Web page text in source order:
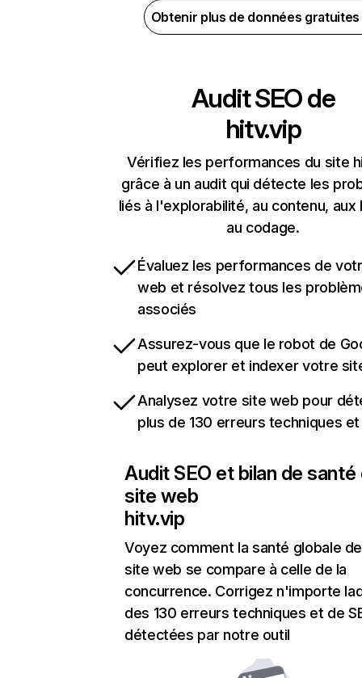
Obtenir plus de données
Audit SEO de
hitv.vip
Vérifiez les performances du site
grâce à un audit qui détecte les
liés à l'explorabilité, au contenu, aux
au codage.
Évaluez les performances de
web et résolvez tous les
associés
Assurez-vous que le robot de
peut explorer et indexer votre
Analysez votre site web pour
plus de 130 erreurs techniques et
Audit SEO et bilan de santé
site web
hitv.vip
Voyez comment la santé globale
site web se compare à celle de la
concurrence. Corrigez n'importe
des 130 erreurs techniques et de
détectées par notre outil